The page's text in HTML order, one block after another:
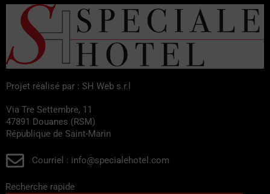
Projet réalisé par : SH Web s.r.l
Via Tre Settembre, 11
47891 Douanes (RSM)
République de Saint-Marin
Courriel : info@specialehotel.com
Recherche rapide